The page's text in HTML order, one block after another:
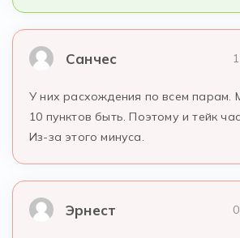
Санчес
У них расхождения по всем парам.
10 пунктов быть. Поэтому и тейк
Из-за этого минуса.
Эрнест